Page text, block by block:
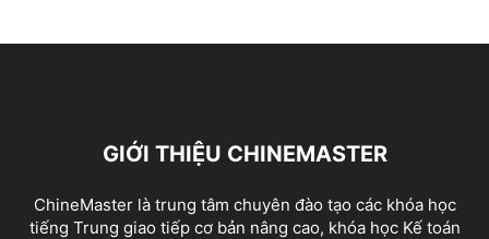
GIỚI THIỆU CHINEMASTER
ChineMaster là trung tâm chuyên đào tạo các khóa học
tiếng Trung giao tiếp cơ bản nâng cao, khóa học Kế toán